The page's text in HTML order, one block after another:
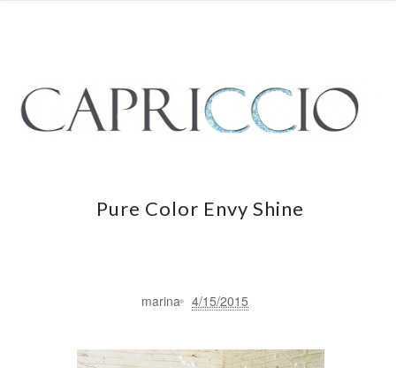
Pure Color Envy Shine
marina 4/15/2015